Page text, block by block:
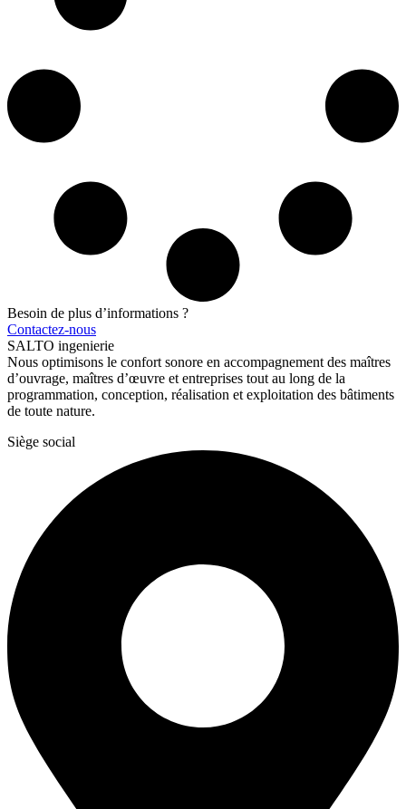
Besoin de plus d’informations ?
Contactez-nous
SALTO ingenierie
Nous optimisons le confort sonore en accompagnement des maîtres
d’ouvrage, maîtres d’œuvre et entreprises tout au long de la
programmation, conception, réalisation et exploitation des bâtiments
de toute nature.
Siège social